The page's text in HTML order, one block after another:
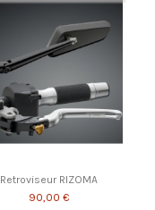
Retroviseur RIZOMA
90,00 €